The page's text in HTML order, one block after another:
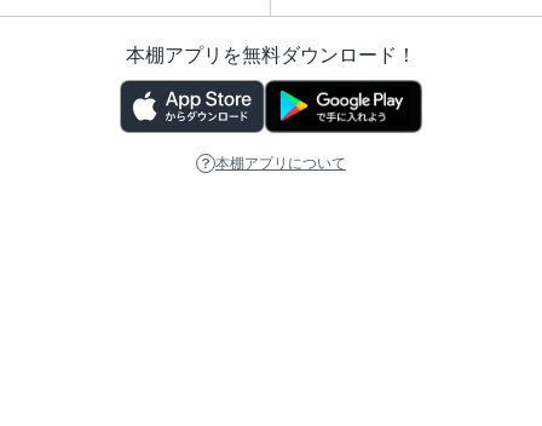
本棚アプリを無料ダウンロード！
本棚アプリについて